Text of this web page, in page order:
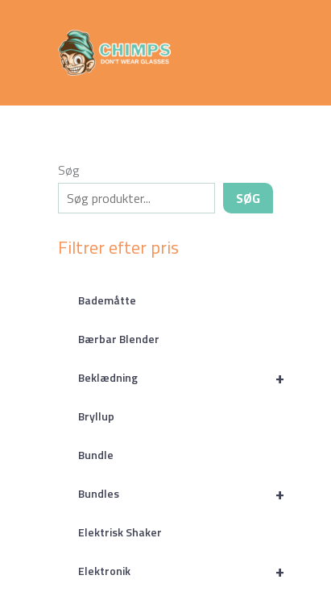
Søg
SØG
Filtrer efter pris
Bademåtte
Bærbar Blender
+
Beklædning
Bryllup
Bundle
+
Bundles
Elektrisk Shaker
+
Elektronik